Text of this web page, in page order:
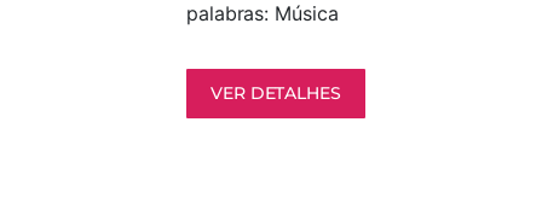
palabras: Música
toque moderno.. o
Música moderna con
VER DETALHES